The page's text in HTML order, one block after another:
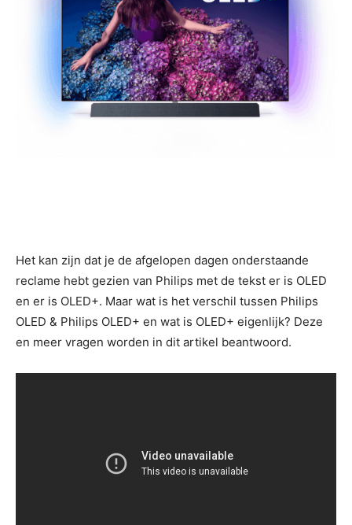
Het kan zijn dat je de afgelopen dagen onderstaande
reclame hebt gezien van Philips met de tekst er is OLED
en er is OLED+. Maar wat is het verschil tussen Philips
OLED & Philips OLED+ en wat is OLED+ eigenlijk? Deze
en meer vragen worden in dit artikel beantwoord.